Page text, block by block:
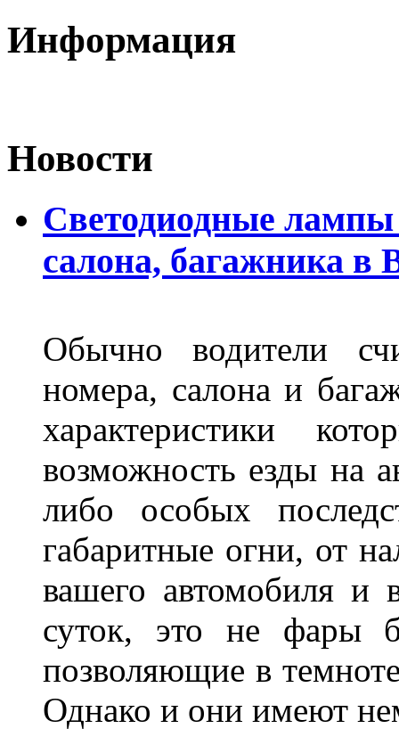
Информация
Новости
Светодиодные лампы
салона, багажника в
Обычно водители
номера, салона и
характеристики
возможность езды на
либо особых
габаритные огни, от
вашего автомобиля и
суток, это не фары
позволяющие в
Однако и они имеют